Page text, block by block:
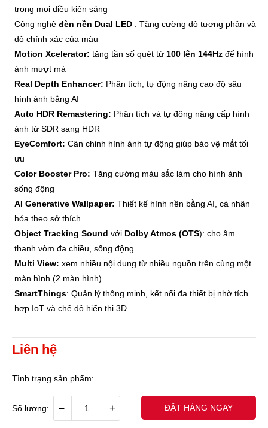
trong mọi điều kiện sáng
Công nghệ đèn nền Dual LED : Tăng cường độ tương phản và
độ chính xác của màu
Motion Xcelerator: tăng tần số quét từ 100 lên 144Hz để hình
ảnh mượt mà
Real Depth Enhancer: Phân tích, tự động nâng cao độ sâu
hình ảnh bằng AI
Auto HDR Remastering: Phân tích và tự đông nâng cấp hình
ảnh từ SDR sang HDR
EyeComfort: Cân chỉnh hình ảnh tự động giúp bảo vệ mắt tối
ưu
Color Booster Pro: Tăng cường màu sắc làm cho hình ảnh
sống động
AI Generative Wallpaper: Thiết kế hình nền bằng AI, cá nhân
hóa theo sở thích
Object Tracking Sound với Dolby Atmos (OTS): cho âm
thanh vòm đa chiều, sống động
Multi View: xem nhiều nội dung từ nhiều nguồn trên cùng một
màn hình (2 màn hình)
SmartThings: Quản lý thông minh, kết nối đa thiết bị nhờ tích
hợp IoT và chế độ hiển thị 3D
Liên hệ
Tình trạng sản phẩm:
Số lượng: – + ĐẶT HÀNG NGAY